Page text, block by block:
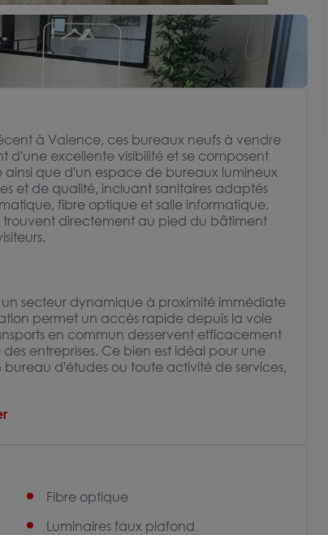
à Valence, ces bureaux neufs à vendre
d'une excellente visibilité et se composent
que d'un espace de bureaux lumineux
et de qualité, incluant sanitaires adaptés
fibre optique et salle informatique.
trouvent directement au pied du bâtiment
un secteur dynamique à proximité immédiate
permet un accès rapide depuis la voie
en commun desservent efficacement
entreprises. Ce bien est idéal pour une
d'études ou toute activité de services,
Fibre optique
Luminaires faux plafond